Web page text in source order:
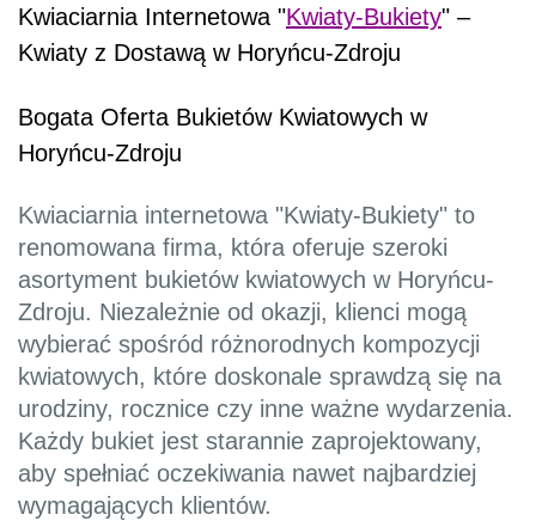
Kwiaciarnia Internetowa "Kwiaty-Bukiety" –
Kwiaty z Dostawą w Horyńcu-Zdroju
Bogata Oferta Bukietów Kwiatowych w
Horyńcu-Zdroju
Kwiaciarnia internetowa "Kwiaty-Bukiety" to
renomowana firma, która oferuje szeroki
asortyment bukietów kwiatowych w Horyńcu-
Zdroju. Niezależnie od okazji, klienci mogą
wybierać spośród różnorodnych kompozycji
kwiatowych, które doskonale sprawdzą się na
urodziny, rocznice czy inne ważne wydarzenia.
Każdy bukiet jest starannie zaprojektowany,
aby spełniać oczekiwania nawet najbardziej
wymagających klientów.